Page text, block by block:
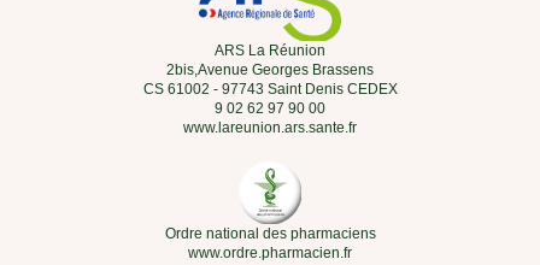
ARS La Réunion
2bis,Avenue Georges Brassens
CS 61002 - 97743 Saint Denis CEDEX
9 02 62 97 90 00
www.lareunion.ars.sante.fr
Ordre national des pharmaciens
www.ordre.pharmacien.fr